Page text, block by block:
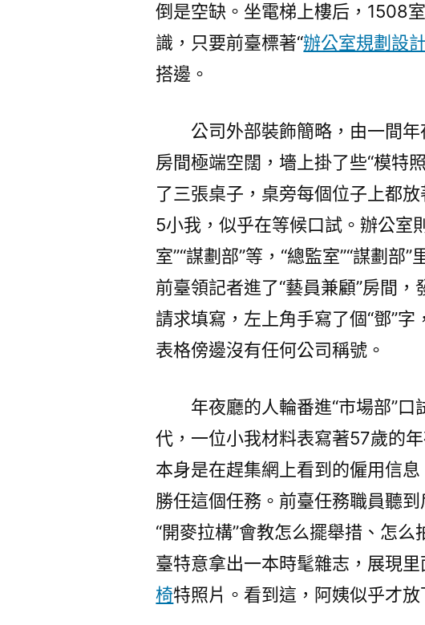
倒是空缺。坐電梯上樓后，1508
識，只要前臺標著“辦公室規劃設
搭邊。
公司外部裝飾簡略，由一間
房間極端空闊，墻上掛了些“模特
了三張桌子，桌旁每個位子上都
5小我，似乎在等候口試。辦公室
室”“謀劃部”等，“總監室”“謀劃部
前臺領記者進了“藝員兼顧”房間，
請求填寫，左上角手寫了個“鄧”字
表格傍邊沒有任何公司稱號。
年夜廳的人輪番進“市場部”
代，一位小我材料表寫著57歲的
本身是在趕集網上看到的僱用信
勝任這個任務。前臺任務職員聽
“開麥拉構”會教怎么擺舉措、怎
臺特意拿出一本時髦雜志，展現
椅特照片。看到這，阿姨似乎才放